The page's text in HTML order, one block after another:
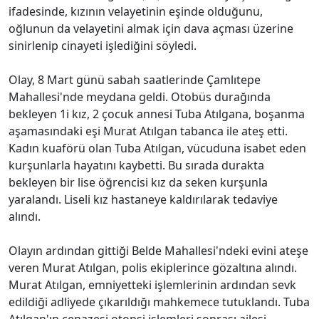
ifadesinde, kızının velayetinin eşinde olduğunu,
oğlunun da velayetini almak için dava açması üzerine
sinirlenip cinayeti işlediğini söyledi.
Olay, 8 Mart günü sabah saatlerinde Çamlıtepe
Mahallesi'nde meydana geldi. Otobüs durağında
bekleyen 1i kız, 2 çocuk annesi Tuba Atılgana, boşanma
aşamasındaki eşi Murat Atılgan tabanca ile ateş etti.
Kadın kuaförü olan Tuba Atılgan, vücuduna isabet eden
kurşunlarla hayatını kaybetti. Bu sırada durakta
bekleyen bir lise öğrencisi kız da seken kurşunla
yaralandı. Liseli kız hastaneye kaldırılarak tedaviye
alındı.
Olayın ardından gittiği Belde Mahallesi'ndeki evini ateşe
veren Murat Atılgan, polis ekiplerince gözaltına alındı.
Murat Atılgan, emniyetteki işlemlerinin ardından sevk
edildiği adliyede çıkarıldığı mahkemece tutuklandı. Tuba